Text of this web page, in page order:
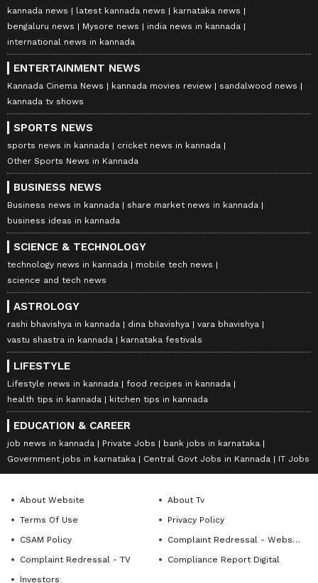
kannada news latest kannada news
karnataka news
bengaluru news
Mysore news
india news in kannada
international news in kannada
ENTERTAINMENT NEWS
Kannada Cinema News kannada movies review
sandalwood news
kannada tv shows
SPORTS NEWS
sports news in kannada
cricket news in kannada
Other Sports News in Kannada
BUSINESS NEWS
Business news in kannada
share market news in kannada
business ideas in kannada
SCIENCE & TECHNOLOGY
technology news in kannada
mobile tech news
science and tech news
ASTROLOGY
rashi bhavishya in kannada dina bhavishya
vara bhavishya
vastu shastra in kannada
karnataka festivals
LIFESTYLE
Lifestyle news in kannada
food recipes in kannada
health tips in kannada
kitchen tips in kannada
EDUCATION & CAREER
job news in kannada Private Jobs
bank jobs in karnataka
Government jobs in karnataka
Central Govt Jobs in Kannada IT Jobs
About Website
About Tv
Terms Of Use
Privacy Policy
CSAM Policy
Complaint Redressal - Website
Complaint Redressal - TV
Compliance Report Digital
Investors